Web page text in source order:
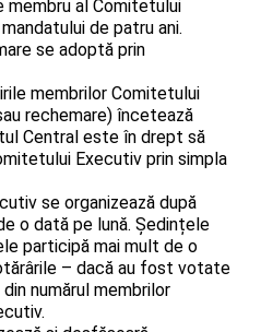
membru al Comitetului
de patru ani.
se adoptă prin
membrilor Comitetului
rechemare) încetează
Central este în drept să
Executiv prin simpla
se organizează după
o dată pe lună. Ședințele
participă mai mult de o
– dacă au fost votate
numărul membrilor